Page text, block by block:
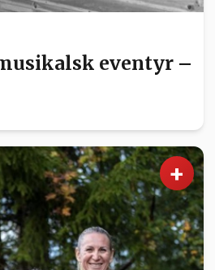
eventyr –
+